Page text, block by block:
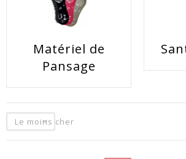
Matériel de
Pansage
Le moins cher